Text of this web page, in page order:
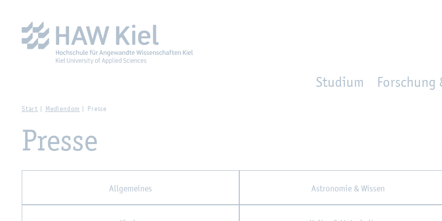
Studium Forschung
Start Me­di­en­dom Pres­se
Pres­se
All­ge­mei­nes As­tro­no­mie & Wis­sen